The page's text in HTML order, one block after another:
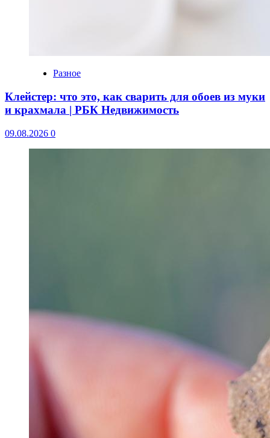
Разное
Клейстер: что это, как сварить для обоев из муки
и крахмала | РБК Недвижимость
09.08.2026 0